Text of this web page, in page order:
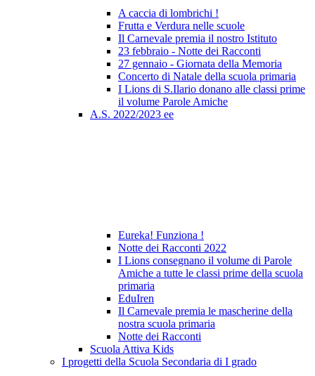
A caccia di lombrichi !
Frutta e Verdura nelle scuole
Il Carnevale premia il nostro Istituto
23 febbraio - Notte dei Racconti
27 gennaio - Giornata della Memoria
Concerto di Natale della scuola primaria
I Lions di S.Ilario donano alle classi prime
il volume Parole Amiche
A.S. 2022/2023 ee
Eureka! Funziona !
Notte dei Racconti 2022
I Lions consegnano il volume di Parole
Amiche a tutte le classi prime della scuola
primaria
EduIren
Il Carnevale premia le mascherine della
nostra scuola primaria
Notte dei Racconti
Scuola Attiva Kids
I progetti della Scuola Secondaria di I grado